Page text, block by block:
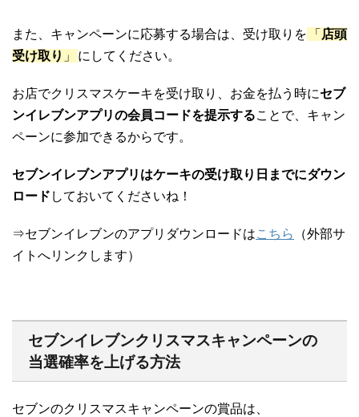
また、キャンペーンに応募する場合は、受け取りを 「 店頭
受け取り 」 にしてください。
お店でクリスマスケーキを受け取り、お金を払う時にセブ
ンイレブンアプリの会員コードを提示することで、キャン
ペーンに参加できるからです。
セブンイレブンアプリはケーキの受け取り日までにダウン
ロード しておいてくださいね！
⇒セブンイレブンのアプリダウンロードはこちら
（外部サ
イトへリンクします）
セブンイレブンクリスマスキャンペーンの
当選確率を上げる方法
セブンのクリスマスキャンペーンの賞品は、